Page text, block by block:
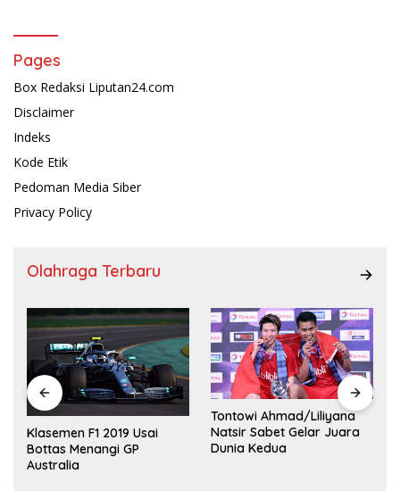
Pages
Box Redaksi Liputan24.com
Disclaimer
Indeks
Kode Etik
Pedoman Media Siber
Privacy Policy
Olahraga Terbaru
Klasemen F1 2019 Usai
Bottas Menangi GP
Australia
Tontowi Ahmad/Liliyana
Natsir Sabet Gelar Juara
Dunia Kedua